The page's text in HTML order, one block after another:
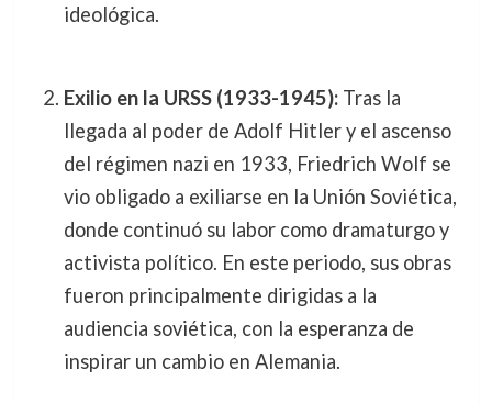
ideológica.
Exilio en la URSS (1933-1945):Tras la
llegada al poder de Adolf Hitler y el ascenso
del régimen nazi en 1933, Friedrich Wolf se
vio obligado a exiliarse en la Unión Soviética,
donde continuó su labor como dramaturgo y
activista político. En este periodo, sus obras
fueron principalmente dirigidas a la
audiencia soviética, con la esperanza de
inspirar un cambio en Alemania.